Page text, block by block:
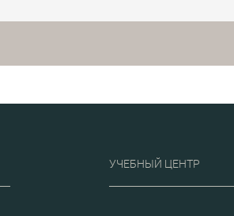
примерам оформления
наиболее сложных
УЧЕБНЫЙ ЦЕНТР